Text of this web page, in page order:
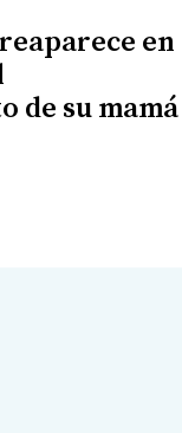
en
de su mamá